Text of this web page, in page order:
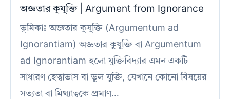
অজ্ঞতার কুযুক্তি | Argument from Ignorance
ভূমিকাঃ অজ্ঞতার কুযুক্তি (Argumentum ad
Ignorantiam) অজ্ঞতার কুযুক্তি বা Argumentum
ad Ignorantiam হলো যুক্তিবিদ্যার এমন একটি
সাধারণ হেত্বাভাস বা ভুল যুক্তি, যেখানে কোনো বিষয়ের
সত্যতা বা মিথ্যাত্বকে প্রমাণ…